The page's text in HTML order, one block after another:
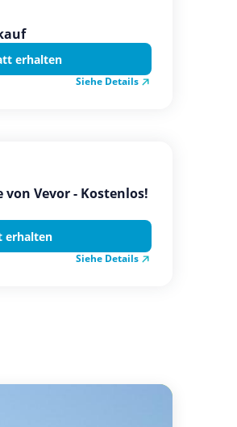
erhalten
Siehe Details
Vevor - Kostenlos!
erhalten
Siehe Details